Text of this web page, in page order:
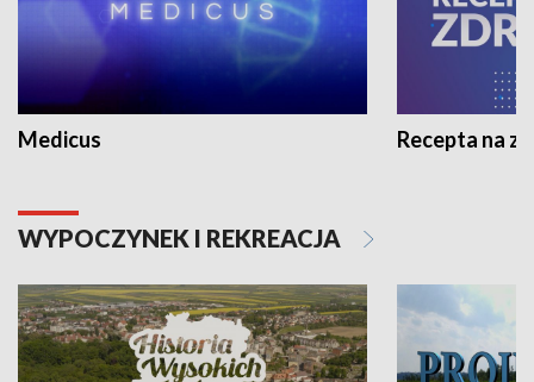
Medicus Recepta na
WYPOCZYNEK I REKREACJA